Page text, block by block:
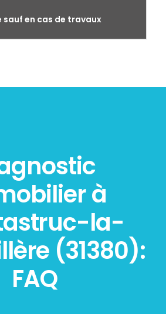
sauf en cas de travaux
à
la-
(31380):
FAQ